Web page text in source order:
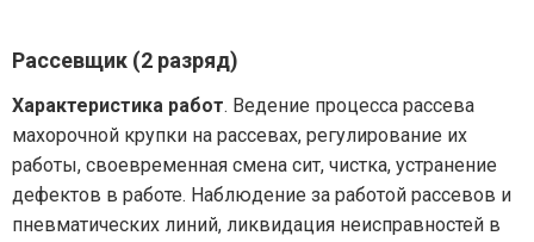
Рассевщик (2 разряд)
Характеристика работ. Ведение процесса рассева
махорочной крупки на рассевах, регулирование их
работы, своевременная смена сит, чистка, устранение
дефектов в работе. Наблюдение за работой рассевов и
пневматических линий, ликвидация неисправностей в